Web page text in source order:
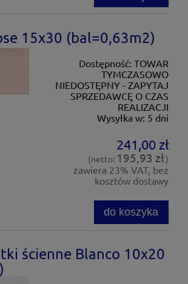
15x30 (bal=0,63m2)
Dostępność: TOWAR
TYMCZASOWO
NIEDOSTĘPNY - ZAPYTAJ
SPRZEDAWCĘ O CZAS
REALIZACJI
Wysyłka w: 5 dni
241,00 zł
(netto: 195,93 zł)
zawiera 23% VAT, bez
kosztów dostawy
do koszyka
ścienne Blanco 10x20